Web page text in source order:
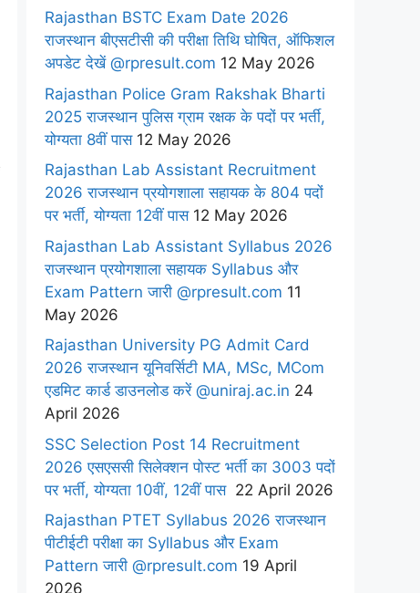
Rajasthan BSTC Exam Date 2026
राजस्थान बीएसटीसी की परीक्षा तिथि घोषित, ऑफिशल
अपडेट देखें @rpresult.com 12 May 2026
Rajasthan Police Gram Rakshak Bharti
2025 राजस्थान पुलिस ग्राम रक्षक के पदों पर भर्ती,
योग्यता 8वीं पास12 May 2026
Rajasthan Lab Assistant Recruitment
2026 राजस्थान प्रयोगशाला सहायक के 804 पदों
पर भर्ती, योग्यता 12वीं पास12 May 2026
Rajasthan Lab Assistant Syllabus 2026
राजस्थान प्रयोगशाला सहायक Syllabus और
Exam Pattern जारी @rpresult.com 11
May 2026
Rajasthan University PG Admit Card
2026 राजस्थान यूनिवर्सिटी MA, MSc, MCom
एडमिट कार्ड डाउनलोड करें @uniraj.ac.in 24
April 2026
SSC Selection Post 14 Recruitment
2026 एसएससी सिलेक्शन पोस्ट भर्ती का 3003 पदों
पर भर्ती, योग्यता 10वीं, 12वीं पास 22 April 2026
Rajasthan PTET Syllabus 2026 राजस्थान
पीटीईटी परीक्षा का Syllabus और Exam
Pattern जारी @rpresult.com 19 April
2026